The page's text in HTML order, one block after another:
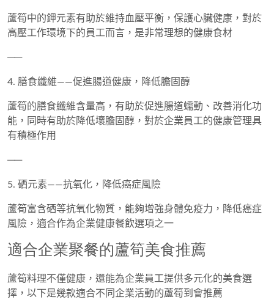
蘆筍中的鉀元素有助於維持血壓平衡，保護心臟健康 ，對於
高壓工作環境下的員工而言，是非常理想的健康食材
──
4. 膳食纖維——促進腸道健康，降低膽固醇
蘆筍的膳食纖維含量高，有助於促進腸道蠕動、改善消化功
能 ，同時有助於降低壞膽固醇，對於企業員工的健康管理具
有積極作用
──
5. 硒元素——抗氧化，降低癌症風險
蘆筍富含硒等抗氧化物質，能夠增強身體免疫力，降低癌症
風險 ，適合作為企業健康餐飲選項之一
適合企業聚餐的蘆筍美食推薦
蘆筍料理不僅健康，還能為企業員工提供多元化的美食選
擇，以下是幾款適合不同企業活動的蘆筍到會推薦